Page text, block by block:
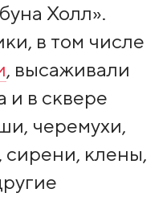
Холл».
в том числе
, высаживали
в сквере
черемухи,
сирени, клены,